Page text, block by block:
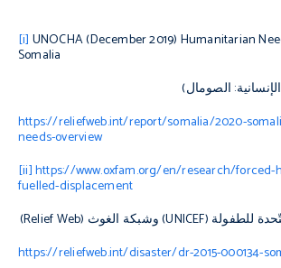
[i] UNOCHA (December 2019) Humanitarian
Somalia
: الصومال)
https://reliefweb.int/report/somalia/2020-
needs-overview
[ii]https://www.oxfam.org/en/research/forced-
fuelled-displacement
للطفولة (
UNICEF
)وشبكة الغوث (
Relief Web
)
https://reliefweb.int/disaster/dr-2015-000134-